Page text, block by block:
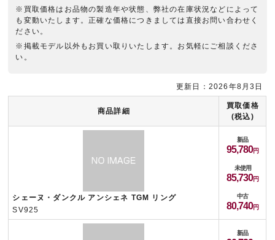
※買取価格はお品物の製造年や状態、弊社の在庫状況などによって
も変動いたします。正確な価格につきましては直接お問い合わせく
ださい。
※掲載モデル以外もお買い取りいたします。お気軽にご相談くださ
い。
商品詳細
買取価格
(税込)
シェーヌ・ダンクル アンシェネ TGM リング
SV925
新品
95,780
未使用
85,730
中古
80,740
新品
更新日：2026年8月3日